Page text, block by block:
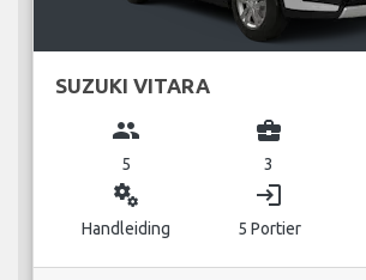
SUZUKI VITARA
group
5
business_center
3
miscellaneous_services
Handleiding
login
5 Portier